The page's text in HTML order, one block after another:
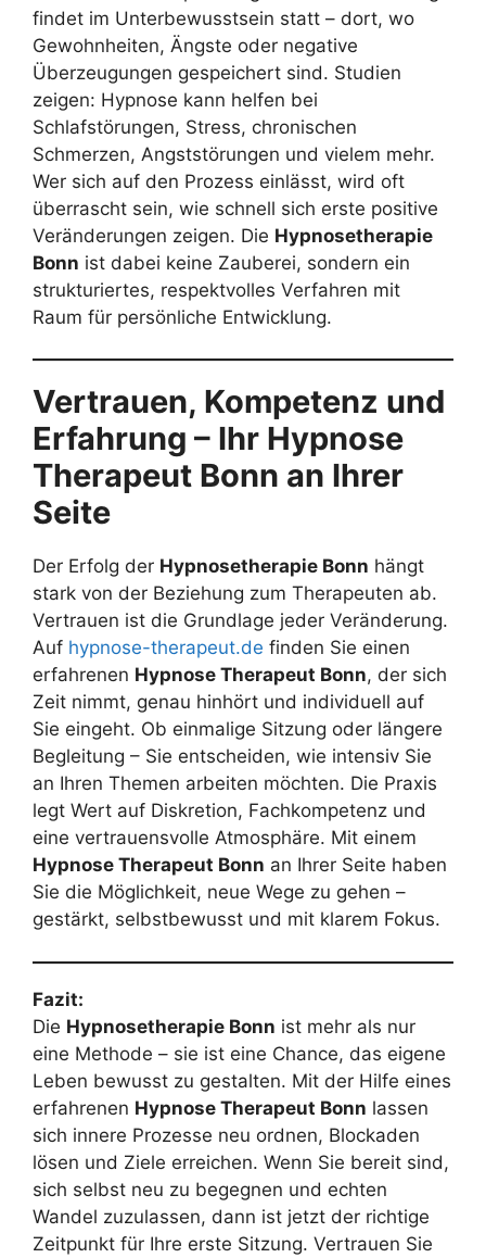
findet im Unterbewusstsein statt – dort, wo
Gewohnheiten, Ängste oder negative
Überzeugungen gespeichert sind. Studien
zeigen: Hypnose kann helfen bei
Schlafstörungen, Stress, chronischen
Schmerzen, Angststörungen und vielem mehr.
Wer sich auf den Prozess einlässt, wird oft
überrascht sein, wie schnell sich erste positive
Veränderungen zeigen. Die Hypnosetherapie
Bonn ist dabei keine Zauberei, sondern ein
strukturiertes, respektvolles Verfahren mit
Raum für persönliche Entwicklung.
Vertrauen, Kompetenz und
Erfahrung – Ihr Hypnose
Therapeut Bonn an Ihrer
Seite
Der Erfolg der Hypnosetherapie Bonn hängt
stark von der Beziehung zum Therapeuten ab.
Vertrauen ist die Grundlage jeder Veränderung.
Auf hypnose-therapeut.de finden Sie einen
erfahrenen Hypnose Therapeut Bonn, der sich
Zeit nimmt, genau hinhört und individuell auf
Sie eingeht. Ob einmalige Sitzung oder längere
Begleitung – Sie entscheiden, wie intensiv Sie
an Ihren Themen arbeiten möchten. Die Praxis
legt Wert auf Diskretion, Fachkompetenz und
eine vertrauensvolle Atmosphäre. Mit einem
Hypnose Therapeut Bonn an Ihrer Seite haben
Sie die Möglichkeit, neue Wege zu gehen –
gestärkt, selbstbewusst und mit klarem Fokus.
Fazit:
Die Hypnosetherapie Bonn ist mehr als nur
eine Methode – sie ist eine Chance, das eigene
Leben bewusst zu gestalten. Mit der Hilfe eines
erfahrenen Hypnose Therapeut Bonn lassen
sich innere Prozesse neu ordnen, Blockaden
lösen und Ziele erreichen. Wenn Sie bereit sind,
sich selbst neu zu begegnen und echten
Wandel zuzulassen, dann ist jetzt der richtige
Zeitpunkt für Ihre erste Sitzung. Vertrauen Sie